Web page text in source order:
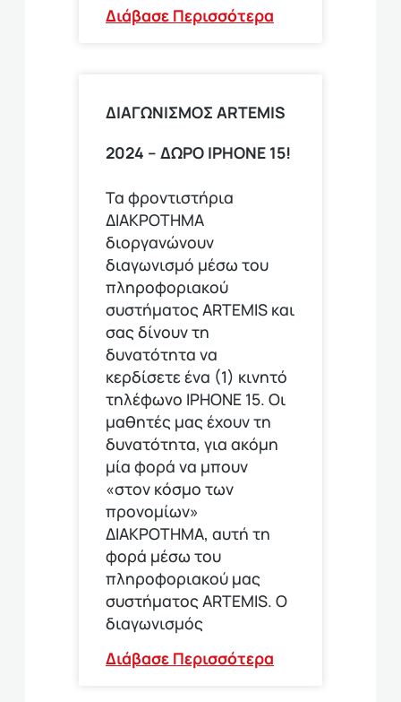
Διάβασε Περισσότερα
ΔΙΑΓΩΝΙΣΜΟΣ ΑRTEMIS
2024 – ΔΩΡΟ IPHONE 15!
Τα φροντιστήρια
ΔΙΑΚΡΟΤΗΜΑ
διοργανώνουν
διαγωνισμό μέσω του
πληροφοριακού
συστήματος ARTEMIS και
σας δίνουν τη
δυνατότητα να
κερδίσετε ένα (1) κινητό
τηλέφωνο ΙΡΗΟΝΕ 15. Οι
μαθητές μας έχουν τη
δυνατότητα, για ακόμη
μία φορά να μπουν
«στον κόσμο των
προνομίων»
ΔΙΑΚΡΟΤΗΜΑ, αυτή τη
φορά μέσω του
πληροφοριακού μας
συστήματος ARTEMIS. Ο
διαγωνισμός
Διάβασε Περισσότερα